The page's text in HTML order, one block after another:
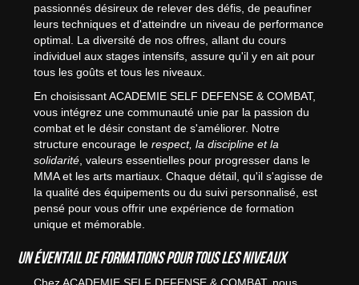
passionnés désireux de relever des défis, de peaufiner
leurs techniques et d'atteindre un niveau de performance
optimal. La diversité de nos offres, allant du cours
individuel aux stages intensifs, assure qu'il y en ait pour
tous les goûts et tous les niveaux.
En choisissant ACADEMIE SELF DEFENSE & COMBAT,
vous intégrez une communauté unie par la passion du
combat et le désir constant de s'améliorer. Notre
structure encourage lerespect, la discipline et la
solidarité, valeurs essentielles pour progresser dans le
MMA et les arts martiaux. Chaque détail, qu'il s'agisse de
la qualité des équipements ou du suivi personnalisé, est
pensé pour vous offrir une expérience de formation
unique et mémorable.
Un éventail de formations pour tous les niveaux